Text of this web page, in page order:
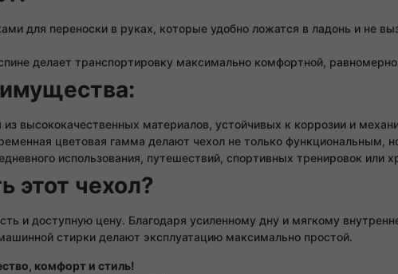
для переноски в руках, которые удобно ложатся в ладонь и не
делает транспортировку максимально комфортной,
высококачественных материалов, устойчивых к коррозии и
цветовая гамма делают чехол не только функциональным,
использования, путешествий, спортивных тренировок или
этот чехол?
и доступную цену. Благодаря усиленному дну и мягкому
стирки делают эксплуатацию максимально простой.
комфорт и стиль!